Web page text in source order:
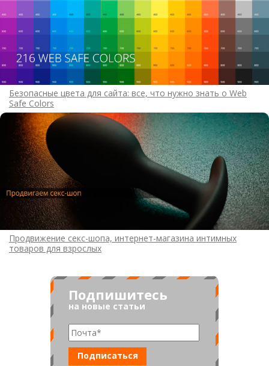
Безопасные цвета для сайта: все, что нужно знать о Web
Safe Colors
Продвижение секс-шопа, интернет-магазина интимных
товаров для взрослых
Подпишитесь
на новые статьи